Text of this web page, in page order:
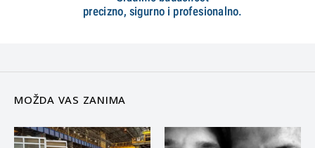
MOŽDA VAS ZANIMA